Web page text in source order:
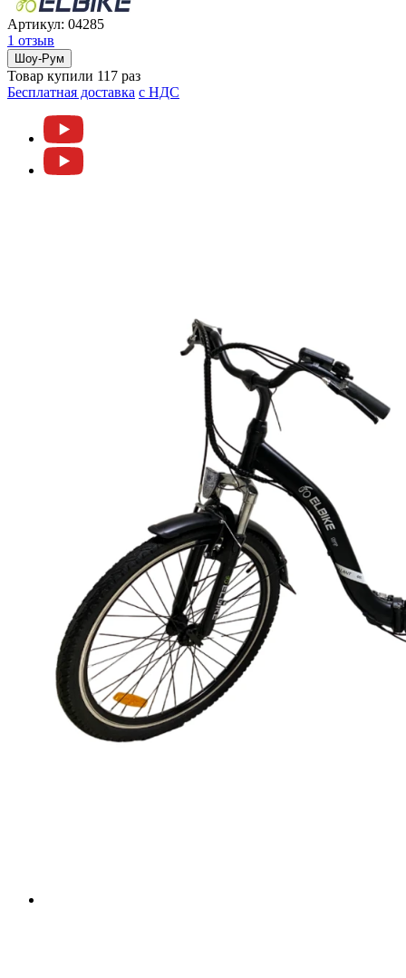
Артикул: 04285
1 отзыв
Шоу-Рум
Товар купили 117 раз
Бесплатная доставка c НДС